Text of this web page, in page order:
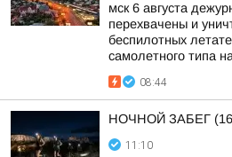
мск 6 августа
перехвачены и
беспилотных
самолетного типа
08:44
НОЧНОЙ ЗАБЕГ
11:10